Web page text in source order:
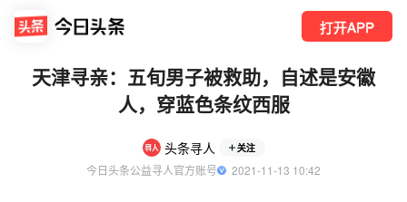
打开APP
天津寻亲：五旬男子被救助，自述是安徽
人，穿蓝色条纹西服
头条寻人 关注
今日头条公益寻人官方账号
  2021-11-13 10:42